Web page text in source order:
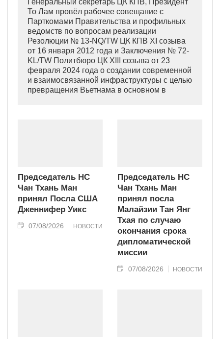
Генеральный секретарь ЦК КПВ, Президент
То Лам провёл рабочее совещание с
Парткомами Правительства и профильных
ведомств по вопросам реализации
Резолюции № 13-NQ/TW ЦК КПВ XI созыва
от 16 января 2012 года и Заключения № 72-
KL/TW Политбюро ЦК XIII созыва от 23
февраля 2024 года о создании современной
и взаимосвязанной инфраструктуры с целью
превращения Вьетнама в основном в
Председатель НС
Чан Тхань Ман
принял Посла США
Дженнифер Уикс
07/08/2026 НОВОСТИ
Председатель НС
Чан Тхань Ман
принял посла
Малайзии Тан Янг
Тхая по случаю
окончания срока
дипломатической
миссии
07/08/2026 НОВОСТИ